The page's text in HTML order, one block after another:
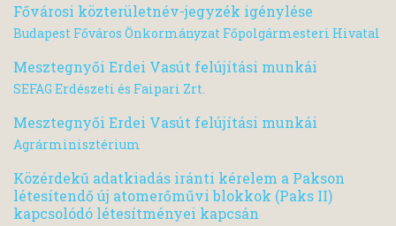
Fővárosi közterületnév-jegyzék igénylése
Budapest Főváros Önkormányzat Főpolgármesteri Hivatal
Mesztegnyői Erdei Vasút felújítási munkái
SEFAG Erdészeti és Faipari Zrt.
Mesztegnyői Erdei Vasút felújítási munkái
Agrárminisztérium
Közérdekű adatkiadás iránti kérelem a Pakson
létesítendő új atomerőművi blokkok (Paks II)
kapcsolódó létesítményei kapcsán